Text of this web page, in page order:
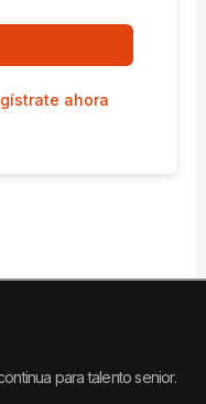
ahora
para talento senior.